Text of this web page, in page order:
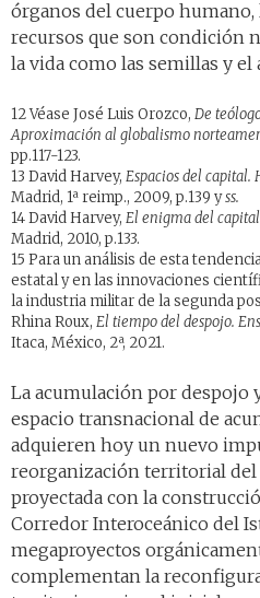
órganos del cuerpo
recursos que son condición
la vida como las semillas y el
12 Véase José Luis Orozco, De
Aproximación al globalismo
pp.117-123.
13 David Harvey, Espacios del capital.
Madrid, 1ª reimp., 2009, p.139 yss.
14 David Harvey, El enigma del
Madrid, 2010, p.133.
15 Para un análisis de esta
estatal y en las innovaciones
la industria militar de la segunda
Rhina Roux, El tiempo del despojo.
Itaca, México, 2ª, 2021.
La acumulación por despojo
espacio transnacional de
adquieren hoy un nuevo
reorganización territorial del
proyectada con la
Corredor Interoceánico del
megaproyectos
complementan la